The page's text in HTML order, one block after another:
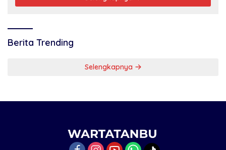
Berita Trending
Selengkapnya